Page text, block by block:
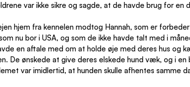
var ikke sikre og sagde, at de havde brug for
hjem fra kennelen modtog Hannah, som er
nu bor i USA, og som de ikke havde talt med i
en aftale med om at holde øje med deres hus og
De ønskede at give deres elskede hund væk, og i
var imidlertid, at hunden skulle afhentes samme